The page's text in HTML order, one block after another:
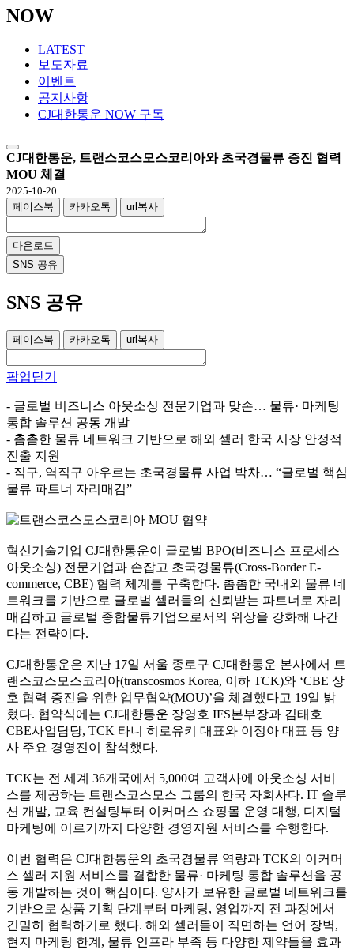
NOW
LATEST
보도자료
이벤트
공지사항
CJ대한통운 NOW 구독
CJ대한통운, 트랜스코스모스코리아와 초국경물류 증진 협력
MOU 체결
2025-10-20
페이스북
카카오톡 url복사
다운로드
SNS 공유
SNS 공유
페이스북 카카오톡 url복사
팝업닫기
- 글로벌 비즈니스 아웃소싱 전문기업과 맞손… 물류· 마케팅
통합 솔루션 공동 개발
- 촘촘한 물류 네트워크 기반으로 해외 셀러 한국 시장 안정적
진출 지원
- 직구, 역직구 아우르는 초국경물류 사업 박차… “글로벌 핵심
물류 파트너 자리매김”
혁신기술기업 CJ대한통운이 글로벌 BPO(비즈니스 프로세스
아웃소싱) 전문기업과 손잡고 초국경물류(Cross-Border E-
commerce, CBE) 협력 체계를 구축한다. 촘촘한 국내외 물류 네
트워크를 기반으로 글로벌 셀러들의 신뢰받는 파트너로 자리
매김하고 글로벌 종합물류기업으로서의 위상을 강화해 나간
다는 전략이다.
CJ대한통운은 지난 17일 서울 종로구 CJ대한통운 본사에서 트
랜스코스모스코리아(transcosmos Korea, 이하 TCK)와 ‘CBE 상
호 협력 증진을 위한 업무협약(MOU)’을 체결했다고 19일 밝
혔다. 협약식에는 CJ대한통운 장영호 IFS본부장과 김태호
CBE사업담당, TCK 타니 히로유키 대표와 이정아 대표 등 양
사 주요 경영진이 참석했다.
TCK는 전 세계 36개국에서 5,000여 고객사에 아웃소싱 서비
스를 제공하는 트랜스코스모스 그룹의 한국 자회사다. IT 솔루
션 개발, 교육 컨설팅부터 이커머스 쇼핑몰 운영 대행, 디지털
마케팅에 이르기까지 다양한 경영지원 서비스를 수행한다.
이번 협력은 CJ대한통운의 초국경물류 역량과 TCK의 이커머
스 셀러 지원 서비스를 결합한 물류· 마케팅 통합 솔루션을 공
동 개발하는 것이 핵심이다. 양사가 보유한 글로벌 네트워크를
기반으로 상품 기획 단계부터 마케팅, 영업까지 전 과정에서
긴밀히 협력하기로 했다. 해외 셀러들이 직면하는 언어 장벽,
현지 마케팅 한계, 물류 인프라 부족 등 다양한 제약들을 효과